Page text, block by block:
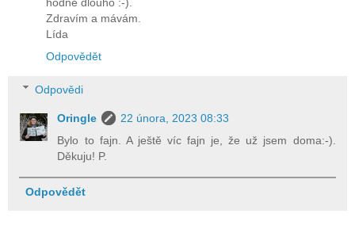
Zdravím a mávám.
Lída
Odpovědět
Odpovědi
Oringle
22 února, 2023 08:33
Bylo to fajn. A ještě víc fajn je, že už jsem doma:-).
Děkuju! P.
Odpovědět